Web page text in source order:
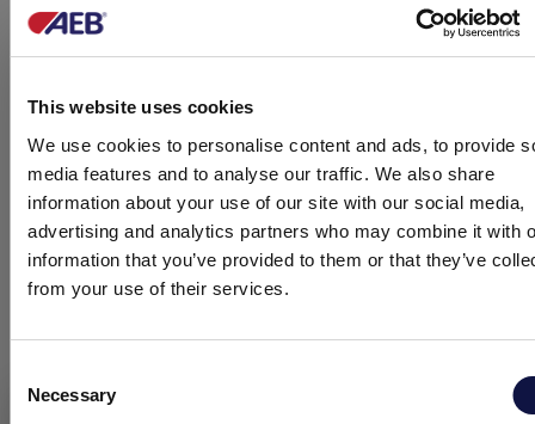
This website uses cookies
We use cookies to personalise content and ads, to provide
media features and to analyse our traffic. We also share
information about your use of our site with our social media,
advertising and analytics partners who may combine it with
information that you’ve provided to them or that they’ve
from your use of their services.
Selection
Necessary
Leveduras para vinhos brancos
Leveduras para tintos estruturados
Leveduras para espumantes e vinhos de sobremesa
Leveduas polivalentes, utilizadas em vários tipos
de vinhos